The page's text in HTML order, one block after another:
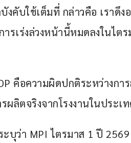
คับใช้เต็มที่ กล่าวคือ เราดึง
รเร่งล่วงหน้านี้หมดลงในไต
คือความผิดปกติระหว่างกา
ลิตจริงจากโรงงานในประเ
บุว่า MPI ไตรมาส 1 ปี